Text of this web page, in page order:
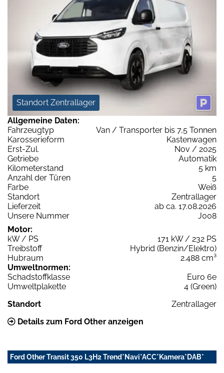
Standort Zentrallager
Allgemeine Daten:
Fahrzeugtyp
Van / Transporter bis 7,5 Tonnen
Karosserieform
Kastenwagen
Erst-Zul.
Nov / 2025
Getriebe
Automatik
Kilometerstand
5 km
Anzahl der Türen
5
Farbe
Weiß
Standort
Zentrallager
Lieferzeit
ab ca. 17.08.2026
Unsere Nummer
J008
Motor:
kW / PS
171 kW / 232 PS
Treibstoff
Hybrid (Benzin/Elektro)
Hubraum
2.488 cm³
Umweltnormen:
Schadstoffklasse
Euro 6e
Umweltplakette
4 (Green)
Standort
Zentrallager
Details zum Ford Other anzeigen
Ford Other Transit 350 L3H2 Trend*Navi*ACC*Kamera*DAB*